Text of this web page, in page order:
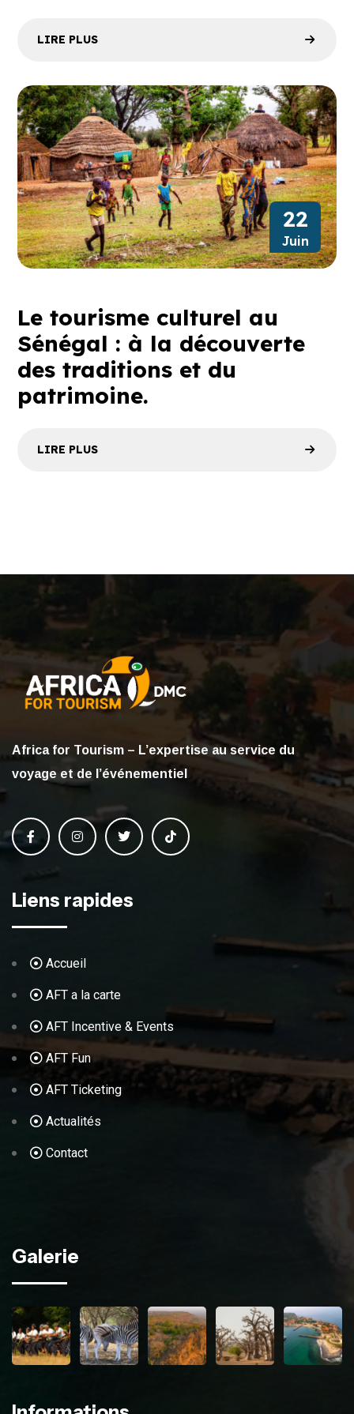
LIRE PLUS
22
Juin
Le tourisme culturel au
Sénégal : à la découverte
des traditions et du
patrimoine.
LIRE PLUS
Africa for Tourism – L’expertise au service du
voyage et de l’événementiel
Liens rapides
Accueil
AFT a la carte
AFT Incentive & Events
AFT Fun
AFT Ticketing
Actualités
Contact
Galerie